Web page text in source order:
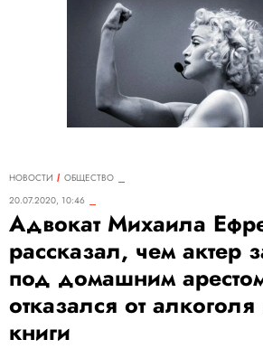
НОВОСТИ
ОБЩЕСТВО
20.07.2020, 10:46
Адвокат Михаила
рассказал, чем актер
под домашним
отказался от алкоголя
книги